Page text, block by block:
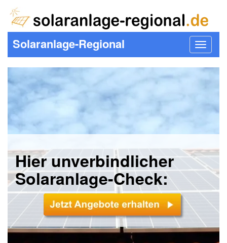
Toggle
Solaranlage-Regional
Hier unverbindlicher
Solaranlage-Check: